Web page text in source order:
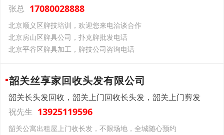
张总 17080028888
北京顺义区牌技培训，欢迎您来电洽谈合作
北京房山区牌具公司，扑克牌批发电话
北京平谷区牌具加工，牌技公司咨询电话
韶关丝享家回收头发有限公司
韶关长头发回收，韶关上门回收长头发，韶关上门剪发
祝先生 13925119596
韶关公寓出租屋上门收长发，不限场地，全城随心预约